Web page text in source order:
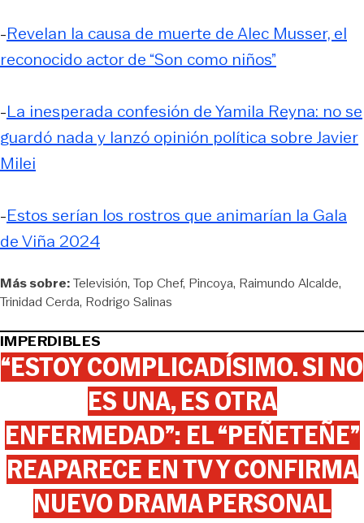
-Revelan la causa de muerte de Alec Musser, el
reconocido actor de “Son como niños”
-La inesperada confesión de Yamila Reyna: no se
guardó nada y lanzó opinión política sobre Javier
Milei
-Estos serían los rostros que animarían la Gala
de Viña 2024
Más sobre:Televisión Top Chef Pincoya Raimundo Alcalde
Trinidad Cerda Rodrigo Salinas
IMPERDIBLES
“ESTOY COMPLICADÍSIMO. SI NO
ES UNA, ES OTRA
ENFERMEDAD”: EL “PEÑETEÑE”
REAPARECE EN TV Y CONFIRMA
NUEVO DRAMA PERSONAL